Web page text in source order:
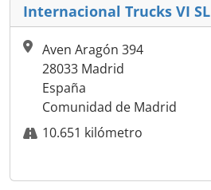
Internacional Trucks VI SL
Aven Aragón 394
28033 Madrid
España
Comunidad de Madrid
10.651 kilómetro